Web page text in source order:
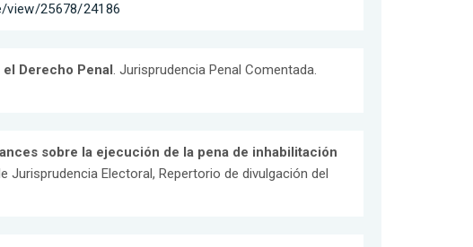
view/25678/24186
Derecho Penal. Jurisprudencia Penal Comentada.
sobre la ejecución de la pena de inhabilitación
Jurisprudencia Electoral, Repertorio de divulgación del